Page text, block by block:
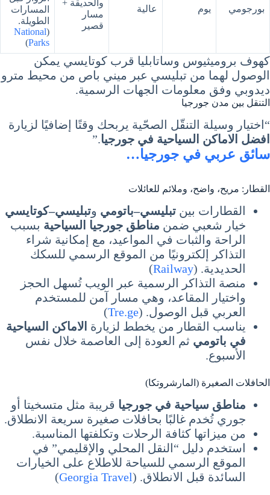
بورجومي يوم عالية
والحديقة +
مسار
قصير
المسارات
الطويلة.
(
National
Parks
)
كهوف بروميثيوس وساتابليا قرب كوتايسي يمكن
الوصول لهما من تبليسي عبر ميني باص من محيط مترو
ديدوبي وفق معلومات الجهات الرسمية.
التنقل بين مدن جورجيا
“اختيار وسيلة التنقّل الصحّية يربحك وقتًا إضافيًا لزيارة
افضل الاماكن السياحية في جورجيا.”
سائق عربي في جورجيا…
القطار: مريح، واضح، وملائم للعائلات
القطارات بين تبليسي–باتومي وتبليسي–كوتايسي
خيار شعبي ضمن مناطق جورجيا السياحية بسبب
الراحة والثبات في المواعيد، مع إمكانية شراء
التذاكر إلكترونيًا من الموقع الرسمي للسكك
الحديدية. (Railway
)
منصة التذاكر الرسمية عبر الويب تُسهل الحجز
واختيار المقاعد، وهي مسار آمن للمستخدم
العربي قبل الوصول. (Tre.ge
)
يناسب القطار من يخطط لزيارة الاماكن السياحية
في باتومي ثم العودة إلى العاصمة خلال نفس
الأسبوع.
الحافلات الصغيرة (المارشروتكا)
مناطق سياحية في جورجيا قريبة مثل متسخيتا أو
جوري تُخدم غالبًا بحافلات صغيرة سريعة الانطلاق.
من ميزاتها كثافة الرحلات وتكلفتها المناسبة.
استخدم دليل “النقل المحلي والإقليمي” في
الموقع الرسمي للسياحة للاطلاع على الخيارات
السائدة قبل الانطلاق. (Georgia Travel
)